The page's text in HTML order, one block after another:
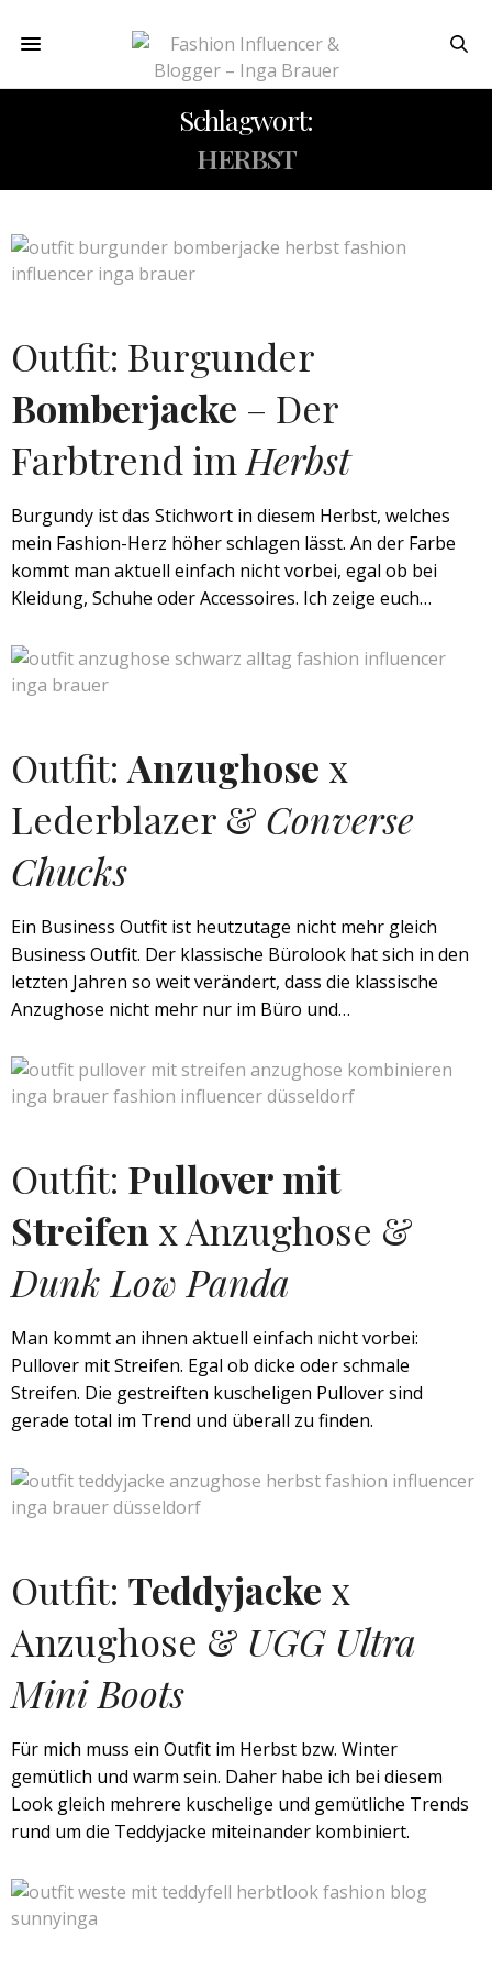
Schlagwort:
HERBST
Outfit: Burgunder
Bomberjacke – Der
Farbtrend im Herbst
Burgundy ist das Stichwort in diesem Herbst, welches
mein Fashion-Herz höher schlagen lässt. An der Farbe
kommt man aktuell einfach nicht vorbei, egal ob bei
Kleidung, Schuhe oder Accessoires. Ich zeige euch…
Outfit: Anzughose x
Lederblazer & Converse
Chucks
Ein Business Outfit ist heutzutage nicht mehr gleich
Business Outfit. Der klassische Bürolook hat sich in den
letzten Jahren so weit verändert, dass die klassische
Anzughose nicht mehr nur im Büro und…
Outfit: Pullover mit
Streifen x Anzughose &
Dunk Low Panda
Man kommt an ihnen aktuell einfach nicht vorbei:
Pullover mit Streifen. Egal ob dicke oder schmale
Streifen. Die gestreiften kuscheligen Pullover sind
gerade total im Trend und überall zu finden.
Outfit: Teddyjacke x
Anzughose & UGG Ultra
Mini Boots
Für mich muss ein Outfit im Herbst bzw. Winter
gemütlich und warm sein. Daher habe ich bei diesem
Look gleich mehrere kuschelige und gemütliche Trends
rund um die Teddyjacke miteinander kombiniert.